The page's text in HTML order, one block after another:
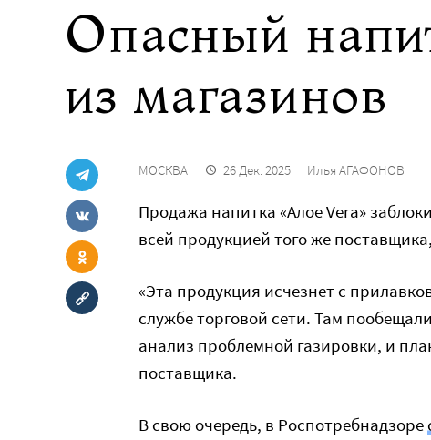
Опасный
из магазинов
МОСКВА 26 Дек. 2025 Илья АГАФОНОВ
Продажа напитка «Алое Vera»
всей продукцией того же поставщика,
«Эта продукция исчезнет с
службе торговой сети. Там
анализ проблемной газировки, и
поставщика.
В свою очередь, в Роспотребнадзоре